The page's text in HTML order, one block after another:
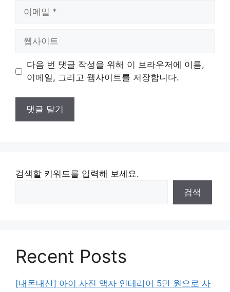
트
다음 번 댓글 작성을 위해 이 브라우저에 이름,
이메일, 그리고 웹사이트를 저장합니다.
검색할 키워드를 입력해 보세요.
검색
Recent Posts
[내돈내산] 아이 사진 액자 인테리어 5만 원으로 사